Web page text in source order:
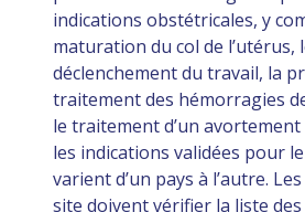
indications obstétricales, y
maturation du col de l’utérus,
déclenchement du travail, la
traitement des hémorragies
le traitement d’un
les indications validées pour
varient d’un pays à l’autre.
site doivent vérifier la liste